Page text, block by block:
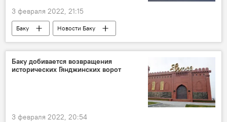
3 февраля 2022, 21:15
Баку
Новости Баку
Бакинское транспортное агентство (БТА)
транспорт
движение
Водители
Баку добивается возвращения
исторических Гянджинских ворот
3 февраля 2022, 20:54